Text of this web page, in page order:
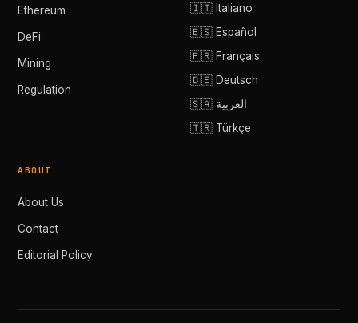
Ethereum
DeFi
Mining
Regulation
🇮🇹 Italiano
🇪🇸 Español
🇫🇷 Français
🇩🇪 Deutsch
🇸🇦 العربية
🇹🇷 Türkçe
ABOUT
About Us
Contact
Editorial Policy